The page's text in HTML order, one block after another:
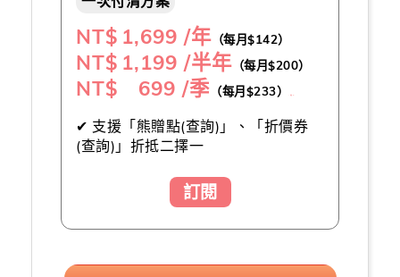
NT$ 1,699 /年（每月$142）
NT$ 1,199 /半年（每月$200）
NT$ 699 /季 （每月$233）
✔ 支援「熊贈點(查詢)」、「折價券
(查詢)」折抵二擇一
訂閱